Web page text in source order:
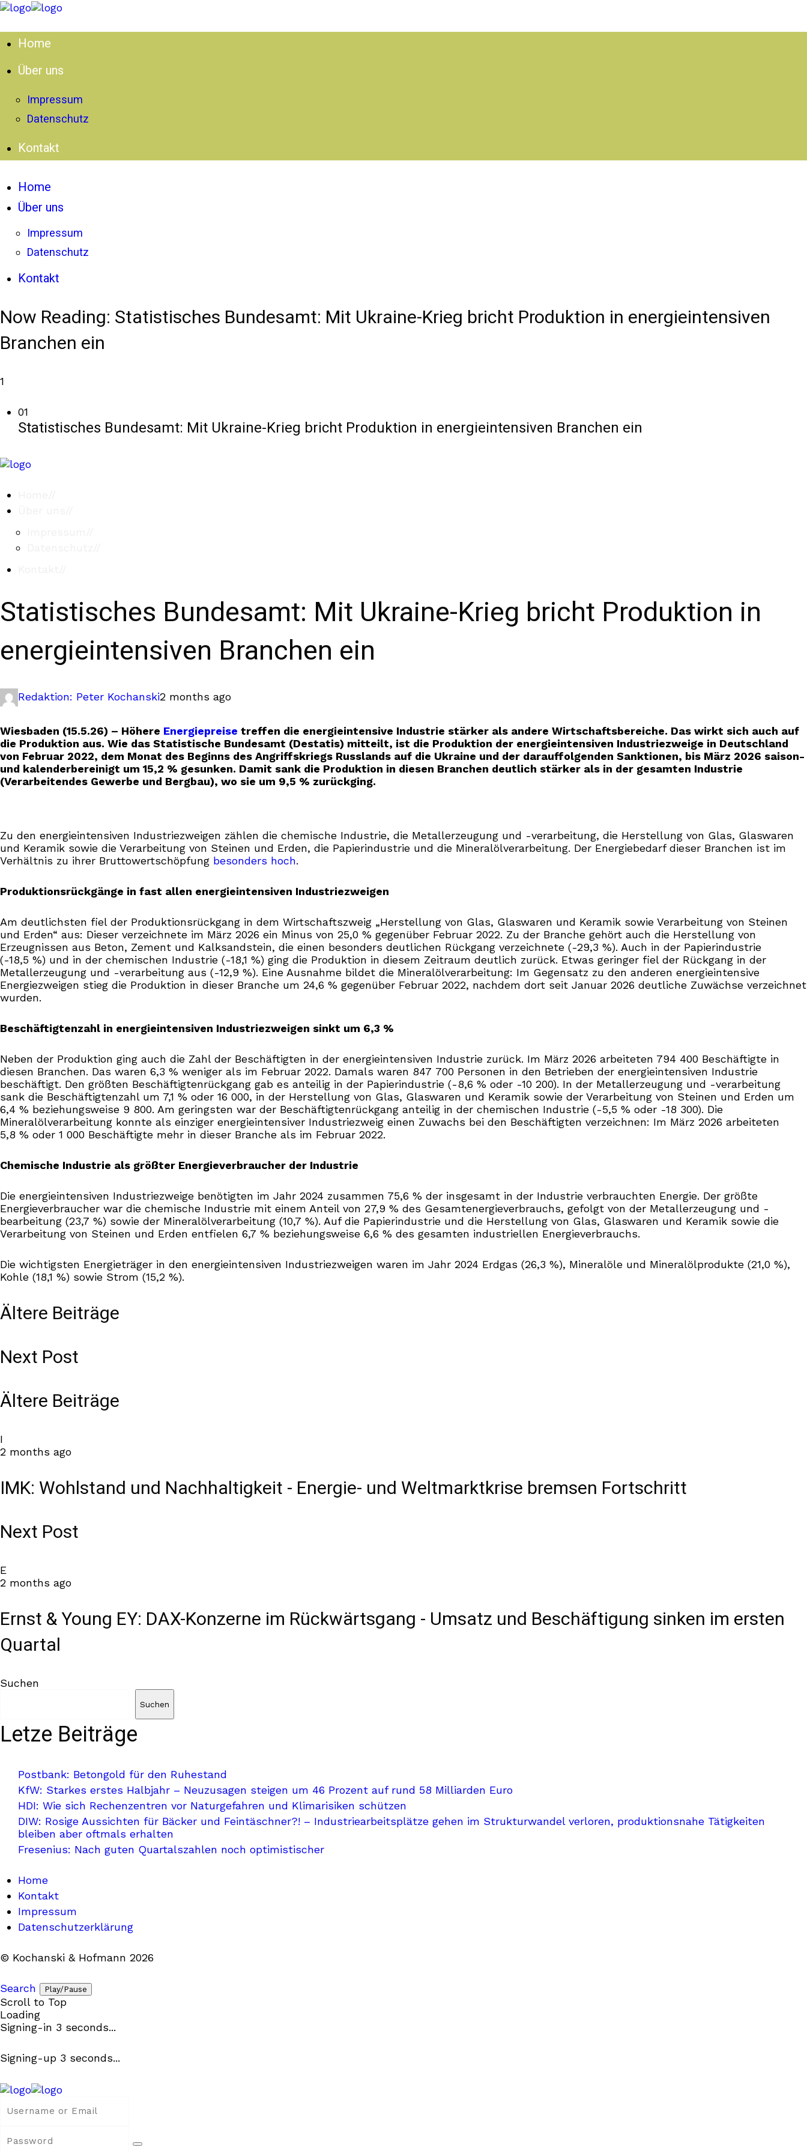
Home
Über uns
Impressum
Datenschutz
Kontakt
Home
Über uns
Impressum
Datenschutz
Kontakt
Now Reading: Statistisches Bundesamt: Mit Ukraine-Krieg bricht Produktion in energieintensiven
Branchen ein
1
01
Statistisches Bundesamt: Mit Ukraine-Krieg bricht Produktion in energieintensiven Branchen ein
Statistisches Bundesamt: Mit Ukraine-Krieg bricht Produktion in
energieintensiven Branchen ein
Redaktion: Peter Kochanski2 months ago
Wiesbaden (15.5.26) – Höhere Energiepreise treffen die energieintensive Industrie stärker als andere Wirtschaftsbereiche. Das wirkt sich auch auf
die Produktion aus. Wie das Statistische Bundesamt (Destatis) mitteilt, ist die Produktion der energieintensiven Industriezweige in Deutschland
von Februar 2022, dem Monat des Beginns des Angriffskriegs Russlands auf die Ukraine und der darauffolgenden Sanktionen, bis März 2026 saison-
und kalenderbereinigt um 15,2 % gesunken. Damit sank die Produktion in diesen Branchen deutlich stärker als in der gesamten Industrie
(Verarbeitendes Gewerbe und Bergbau), wo sie um 9,5 % zurückging.
Zu den energieintensiven Industriezweigen zählen die chemische Industrie, die Metallerzeugung und -verarbeitung, die Herstellung von Glas, Glaswaren
und Keramik sowie die Verarbeitung von Steinen und Erden, die Papierindustrie und die Mineralölverarbeitung. Der Energiebedarf dieser Branchen ist im
Verhältnis zu ihrer Bruttowertschöpfung besonders hoch.
Produktionsrückgänge in fast allen energieintensiven Industriezweigen
Am deutlichsten fiel der Produktionsrückgang in dem Wirtschaftszweig „Herstellung von Glas, Glaswaren und Keramik sowie Verarbeitung von Steinen
und Erden“ aus: Dieser verzeichnete im März 2026 ein Minus von 25,0 % gegenüber Februar 2022. Zu der Branche gehört auch die Herstellung von
Erzeugnissen aus Beton, Zement und Kalksandstein, die einen besonders deutlichen Rückgang verzeichnete (-29,3 %). Auch in der Papierindustrie
(-18,5 %) und in der chemischen Industrie (-18,1 %) ging die Produktion in diesem Zeitraum deutlich zurück. Etwas geringer fiel der Rückgang in der
Metallerzeugung und -verarbeitung aus (-12,9 %). Eine Ausnahme bildet die Mineralölverarbeitung: Im Gegensatz zu den anderen energieintensive
Energiezweigen stieg die Produktion in dieser Branche um 24,6 % gegenüber Februar 2022, nachdem dort seit Januar 2026 deutliche Zuwächse verzeichnet
wurden.
Beschäftigtenzahl in energieintensiven Industriezweigen sinkt um 6,3 %
Neben der Produktion ging auch die Zahl der Beschäftigten in der energieintensiven Industrie zurück. Im März 2026 arbeiteten 794 400 Beschäftigte in
diesen Branchen. Das waren 6,3 % weniger als im Februar 2022. Damals waren 847 700 Personen in den Betrieben der energieintensiven Industrie
beschäftigt. Den größten Beschäftigtenrückgang gab es anteilig in der Papierindustrie (-8,6 % oder -10 200). In der Metallerzeugung und -verarbeitung
sank die Beschäftigtenzahl um 7,1 % oder 16 000, in der Herstellung von Glas, Glaswaren und Keramik sowie der Verarbeitung von Steinen und Erden um
6,4 % beziehungsweise 9 800. Am geringsten war der Beschäftigtenrückgang anteilig in der chemischen Industrie (-5,5 % oder -18 300). Die
Mineralölverarbeitung konnte als einziger energieintensiver Industriezweig einen Zuwachs bei den Beschäftigten verzeichnen: Im März 2026 arbeiteten
5,8 % oder 1 000 Beschäftigte mehr in dieser Branche als im Februar 2022.
Chemische Industrie als größter Energieverbraucher der Industrie
Die energieintensiven Industriezweige benötigten im Jahr 2024 zusammen 75,6 % der insgesamt in der Industrie verbrauchten Energie. Der größte
Energieverbraucher war die chemische Industrie mit einem Anteil von 27,9 % des Gesamtenergieverbrauchs, gefolgt von der Metallerzeugung und -
bearbeitung (23,7 %) sowie der Mineralölverarbeitung (10,7 %). Auf die Papierindustrie und die Herstellung von Glas, Glaswaren und Keramik sowie die
Verarbeitung von Steinen und Erden entfielen 6,7 % beziehungsweise 6,6 % des gesamten industriellen Energieverbrauchs.
Die wichtigsten Energieträger in den energieintensiven Industriezweigen waren im Jahr 2024 Erdgas (26,3 %), Mineralöle und Mineralölprodukte (21,0 %),
Kohle (18,1 %) sowie Strom (15,2 %).
Ältere Beiträge
Next Post
Ältere Beiträge
I
2 months ago
IMK: Wohlstand und Nachhaltigkeit - Energie- und Weltmarktkrise bremsen Fortschritt
Next Post
E
2 months ago
Ernst & Young EY: DAX-Konzerne im Rückwärtsgang - Umsatz und Beschäftigung sinken im ersten
Quartal
Suchen
Suchen
Letze Beiträge
Postbank: Betongold für den Ruhestand
KfW: Starkes erstes Halbjahr – Neuzusagen steigen um 46 Prozent auf rund 58 Milliarden Euro
HDI: Wie sich Rechenzentren vor Naturgefahren und Klimarisiken schützen
DIW: Rosige Aussichten für Bäcker und Feintäschner?! – Industriearbeitsplätze gehen im Strukturwandel verloren, produktionsnahe Tätigkeiten
bleiben aber oftmals erhalten
Fresenius: Nach guten Quartalszahlen noch optimistischer
Home
Kontakt
Impressum
Datenschutzerklärung
© Kochanski & Hofmann 2026
Search Play/Pause
Scroll to Top
Loading
Signing-in 3 seconds...
Signing-up 3 seconds...